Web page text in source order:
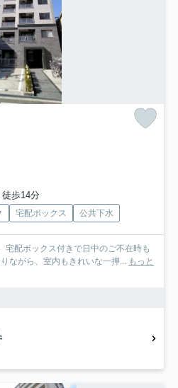
歩14分
宅配ボックス 公共下水
宅配ボックス付きで日中のご不在時も
ながら、室内もきれいな一押... もっと